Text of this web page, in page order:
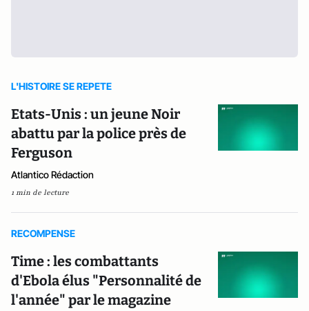
L'HISTOIRE SE REPETE
Etats-Unis : un jeune Noir
abattu par la police près de
Ferguson
Atlantico Rédaction
1 min de lecture
RECOMPENSE
Time : les combattants
d'Ebola élus "Personnalité de
l'année" par le magazine